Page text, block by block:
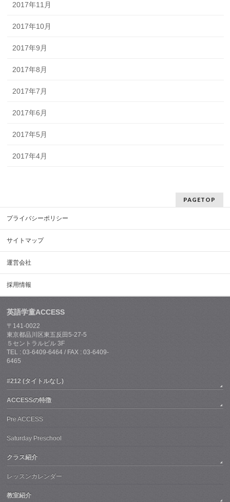
2017年11月
2017年10月
2017年9月
2017年8月
2017年7月
2017年6月
2017年5月
2017年4月
PAGETOP
プライバシーポリシー
サイトマップ
運営会社
採用情報
英語学童ACCESS
〒141-0022
東京都品川区東五反田5-27-5
５セントラルビル 3F
TEL : 03-6409-6464 / FAX : 03-6409-
6465
#212 (タイトルなし)
ACCESSの特徴
Pre ACCESS
Saturday Preschool
クラス紹介
レッスンカレンダー
教室紹介